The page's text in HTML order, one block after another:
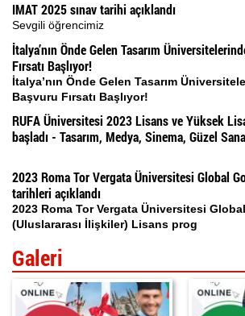
IMAT 2025 sınav tarihi açıklandı
Sevgili öğrencimiz
İtalya’nın Önde Gelen Tasarım
Fırsatı Başlıyor!
İtalya’nın Önde Gelen Tasarım
Başvuru Fırsatı Başlıyor!
RUFA Üniversitesi 2023 Lisans ve Yüksek
başladı - Tasarım, Medya, Sinema, Güzel
2023 Roma Tor Vergata Üniversitesi Global
tarihleri açıklandı
2023 Roma Tor Vergata Üniversitesi
(Uluslararası İlişkiler) Lisans prog
Galeri